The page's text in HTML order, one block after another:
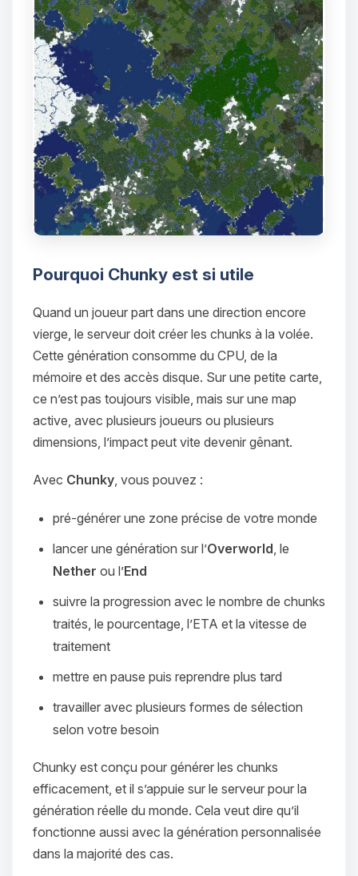
Pourquoi Chunky est si utile
Quand un joueur part dans une direction encore
vierge, le serveur doit créer les chunks à la volée.
Cette génération consomme du CPU, de la
mémoire et des accès disque. Sur une petite carte,
ce n’est pas toujours visible, mais sur une map
active, avec plusieurs joueurs ou plusieurs
dimensions, l’impact peut vite devenir gênant.
Avec Chunky , vous pouvez :
pré-générer une zone précise de votre monde
lancer une génération sur l’Overworld , le
Nether ou l’End
suivre la progression avec le nombre de chunks
traités, le pourcentage, l’ETA et la vitesse de
traitement
mettre en pause puis reprendre plus tard
travailler avec plusieurs formes de sélection
selon votre besoin
Chunky est conçu pour générer les chunks
efficacement, et il s’appuie sur le serveur pour la
génération réelle du monde. Cela veut dire qu’il
fonctionne aussi avec la génération personnalisée
dans la majorité des cas.